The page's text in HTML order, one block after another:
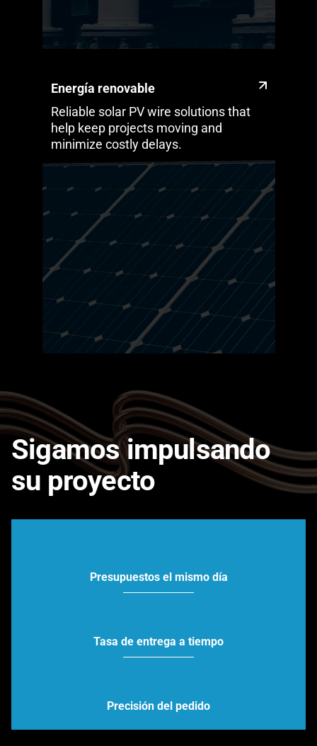
Energía renovable
Reliable solar PV wire solutions that
help keep projects moving and
minimize costly delays.
Sigamos impulsando
su proyecto
Presupuestos el mismo día
Tasa de entrega a tiempo
Precisión del pedido